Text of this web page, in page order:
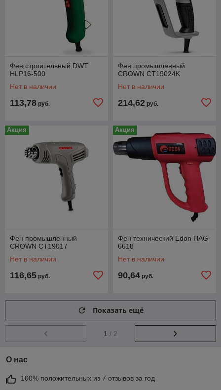
Фен строительный DWT
HLP16-500
Нет в наличии
113,78 руб.
Фен промышленный
CROWN CT19024K
Нет в наличии
214,62 руб.
Акция
Фен промышленный
CROWN CT19017
Нет в наличии
116,65 руб.
Акция
Фен технический Edon HAG-
6618
Нет в наличии
90,64 руб.
Показать ещё
1 / 2
О нас
100% положительных из 7 отзывов за год